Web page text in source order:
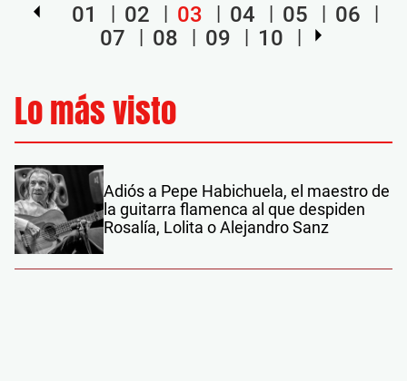
01 02 03 04 05
06
07
08 09 10
Lo más visto
Adiós a Pepe Habichuela, el maestro de
la guitarra flamenca al que despiden
Rosalía, Lolita o Alejandro Sanz